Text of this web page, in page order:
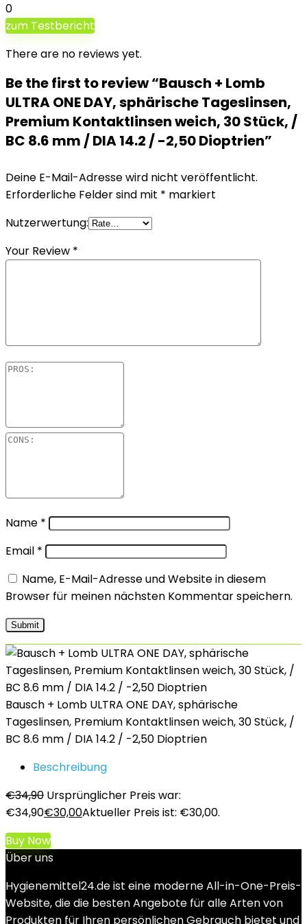
0
zum Testbericht
There are no reviews yet.
Be the first to review “Bausch + Lomb
ULTRA ONE DAY, sphärische Tageslinsen,
Premium Kontaktlinsen weich, 30 Stück, /
BC 8.6 mm / DIA 14.2 / -2,50 Dioptrien”
Deine E-Mail-Adresse wird nicht veröffentlicht.
Erforderliche Felder sind mit * markiert
Nutzerwertung:
Your Review *
Name *
Email *
Name, E-Mail-Adresse und Website in diesem
Browser für meinen nächsten Kommentar speichern.
Bausch + Lomb ULTRA ONE DAY, sphärische
Tageslinsen, Premium Kontaktlinsen weich, 30 Stück, /
BC 8.6 mm / DIA 14.2 / -2,50 Dioptrien
Beschreibung
€34,90 Ursprünglicher Preis war:
€34,90€30,00Aktueller Preis ist: €30,00.
Buy Now
Über uns
Hygienemittel24.de ist eine moderne All-in-One-Preis-
Website, die die besten Angebote für alle Arten von
Produkten für Ihren persönlichen Gebrauch bietet und